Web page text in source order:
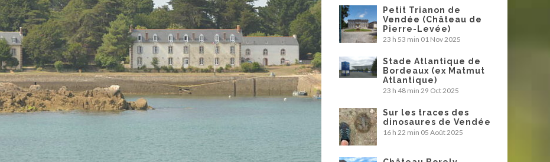
Petit Trianon de
Vendée (Château de
Pierre-Levée)
23 h 53 min 01 Nov 2025
Stade Atlantique de
Bordeaux (ex Matmut
Atlantique)
23 h 48 min 29 Oct 2025
Sur les traces des
dinosaures de Vendée
16 h 22 min 05 Août 2025